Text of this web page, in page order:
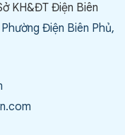
KH&ĐT Điện Biên
Điện Biên Phủ,